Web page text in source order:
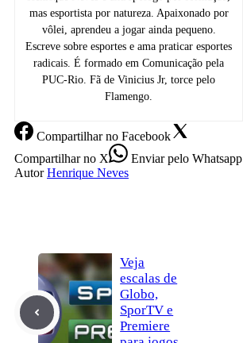
mas esportista por natureza. Apaixonado por
vôlei, aprendeu a jogar ainda pequeno.
Escreve sobre esportes e ama praticar esportes
radicais. É formado em Comunicação pela
PUC-Rio. Fã de Vinicius Jr, torce pelo
Flamengo.
Compartilharno Facebook
Compartilharno X Enviarpelo Whatsapp
Autor Henrique Neves
Veja
escalas de
Globo,
SporTV e
Premiere